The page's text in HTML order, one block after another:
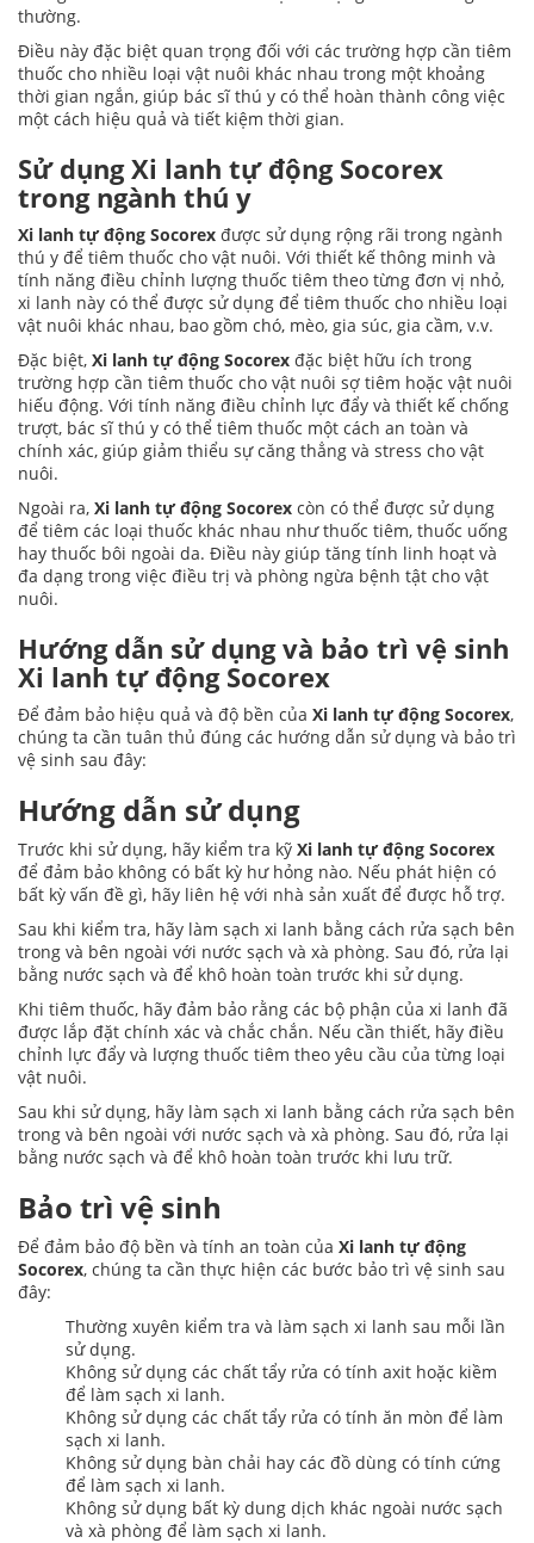
thường.
Điều này đặc biệt quan trọng đối với các trường hợp cần tiêm
thuốc cho nhiều loại vật nuôi khác nhau trong một khoảng
thời gian ngắn, giúp bác sĩ thú y có thể hoàn thành công việc
một cách hiệu quả và tiết kiệm thời gian.
Sử dụngXi lanh tự động Socorex
trong ngành thú y
Xi lanh tự động Socorex được sử dụng rộng rãi trong ngành
thú y để tiêm thuốc cho vật nuôi. Với thiết kế thông minh và
tính năng điều chỉnh lượng thuốc tiêm theo từng đơn vị nhỏ,
xi lanh này có thể được sử dụng để tiêm thuốc cho nhiều loại
vật nuôi khác nhau, bao gồm chó, mèo, gia súc, gia cầm, v.v.
Đặc biệt, Xi lanh tự động Socorex đặc biệt hữu ích trong
trường hợp cần tiêm thuốc cho vật nuôi sợ tiêm hoặc vật nuôi
hiếu động. Với tính năng điều chỉnh lực đẩy và thiết kế chống
trượt, bác sĩ thú y có thể tiêm thuốc một cách an toàn và
chính xác, giúp giảm thiểu sự căng thẳng và stress cho vật
nuôi.
Ngoài ra, Xi lanh tự động Socorex còn có thể được sử dụng
để tiêm các loại thuốc khác nhau như thuốc tiêm, thuốc uống
hay thuốc bôi ngoài da. Điều này giúp tăng tính linh hoạt và
đa dạng trong việc điều trị và phòng ngừa bệnh tật cho vật
nuôi.
Hướng dẫn sử dụng và bảo trì vệ sinh
Xi lanh tự động Socorex
Để đảm bảo hiệu quả và độ bền của Xi lanh tự động Socorex,
chúng ta cần tuân thủ đúng các hướng dẫn sử dụng và bảo trì
vệ sinh sau đây:
Hướng dẫn sử dụng
Trước khi sử dụng, hãy kiểm tra kỹ Xi lanh tự động Socorex
để đảm bảo không có bất kỳ hư hỏng nào. Nếu phát hiện có
bất kỳ vấn đề gì, hãy liên hệ với nhà sản xuất để được hỗ trợ.
Sau khi kiểm tra, hãy làm sạch xi lanh bằng cách rửa sạch bên
trong và bên ngoài với nước sạch và xà phòng. Sau đó, rửa lại
bằng nước sạch và để khô hoàn toàn trước khi sử dụng.
Khi tiêm thuốc, hãy đảm bảo rằng các bộ phận của xi lanh đã
được lắp đặt chính xác và chắc chắn. Nếu cần thiết, hãy điều
chỉnh lực đẩy và lượng thuốc tiêm theo yêu cầu của từng loại
vật nuôi.
Sau khi sử dụng, hãy làm sạch xi lanh bằng cách rửa sạch bên
trong và bên ngoài với nước sạch và xà phòng. Sau đó, rửa lại
bằng nước sạch và để khô hoàn toàn trước khi lưu trữ.
Bảo trì vệ sinh
Để đảm bảo độ bền và tính an toàn của Xi lanh tự động
Socorex, chúng ta cần thực hiện các bước bảo trì vệ sinh sau
đây:
Thường xuyên kiểm tra và làm sạch xi lanh sau mỗi lần
sử dụng.
Không sử dụng các chất tẩy rửa có tính axit hoặc kiềm
để làm sạch xi lanh.
Không sử dụng các chất tẩy rửa có tính ăn mòn để làm
sạch xi lanh.
Không sử dụng bàn chải hay các đồ dùng có tính cứng
để làm sạch xi lanh.
Không sử dụng bất kỳ dung dịch khác ngoài nước sạch
và xà phòng để làm sạch xi lanh.